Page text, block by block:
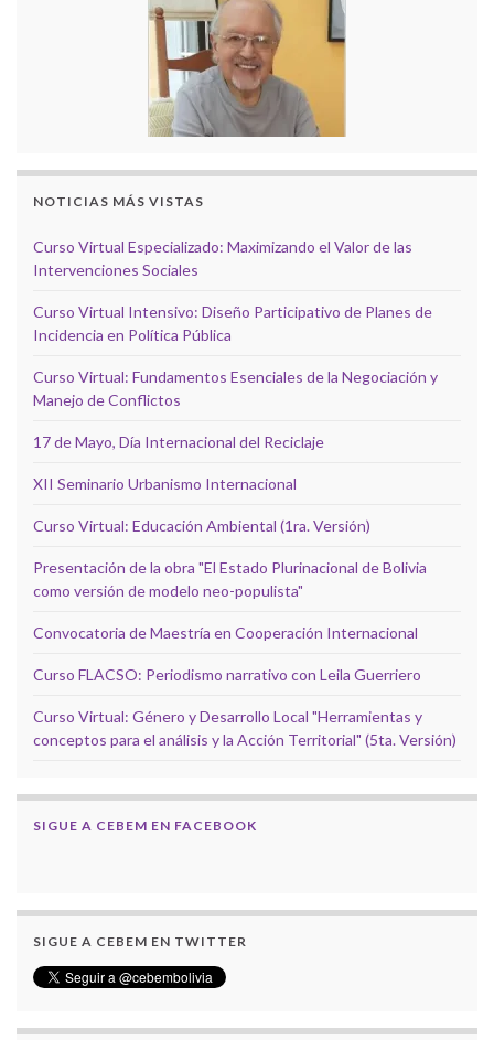
NOTICIAS MÁS VISTAS
Curso Virtual Especializado: Maximizando el Valor de las
Intervenciones Sociales
Curso Virtual Intensivo: Diseño Participativo de Planes de
Incidencia en Política Pública
Curso Virtual: Fundamentos Esenciales de la Negociación y
Manejo de Conflictos
17 de Mayo, Día Internacional del Reciclaje
XII Seminario Urbanismo Internacional
Curso Virtual: Educación Ambiental (1ra. Versión)
Presentación de la obra "El Estado Plurinacional de Bolivia
como versión de modelo neo-populista"
Convocatoria de Maestría en Cooperación Internacional
Curso FLACSO: Periodismo narrativo con Leila Guerriero
Curso Virtual: Género y Desarrollo Local "Herramientas y
conceptos para el análisis y la Acción Territorial" (5ta. Versión)
SIGUE A CEBEM EN FACEBOOK
SIGUE A CEBEM EN TWITTER